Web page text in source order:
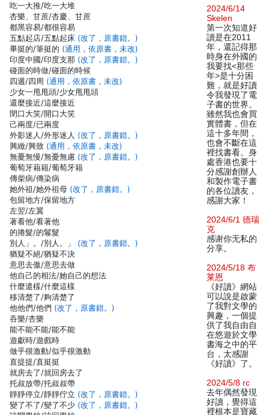
吃一大推/吃一大堆
杏樂、甘蔗/杏慶、甘蔗
都黑容易/都很容易
五點起店/五點起床 (改了，原書錯。)
畢挺的/筆挺的 (通用，依原書，未改)
印度中國/印度支那 (改了，原書錯。)
碰面的時做/碰面的時候
四週/四周 (通用，依原書，未改)
少女一甩甩頭/少女甩甩頭
還麼接近/這麼接近
閉口大笑/開口大笑
己兩度/已兩度
外影迷人/外形迷人 (改了，原書錯。)
興緻/興致 (通用，依原書，未改)
無憂無慢/無憂無慮 (改了，原書錯。)
葡萄牙藉籍/葡萄牙籍
傳柴病/傳染病
她外祖/她外祖母 (改了，原書錯。)
包留地方/保留地方
左翌/左翼
著看他/看著他
的捲髮/的鬈髮
別人」。/別人。」 (改了，原書錯。)
猶疑不絕/猶疑不決
意思去傲/意思去做
他自己的相法/她自己的想法
什麼遣樣/什麼這樣
移清楚了/夠清楚了
他他們/他們 (改了，原書錯。)
吞樂/杏樂
能不能不能/能不能
遊獻時/遊戲時
做乎很激動/似乎很激動
直提提/直挺挺
就房去了/就回房去了
托叔放帶/托叔叔帶
靜靜停立/靜靜佇立 (改了，原書錯。)
變了不了/變了不少 (改了，原書錯。)
2024/6/14
Skelen
第一次知道好
讀是在2011
年，還記得那
時身在外國的
我要找<那些
年>是十分困
難，就是好讀
令我發現了電
子書的世界。
雖然我也會買
實體書，但在
這十多年間，
也會不斷在這
裡找書看。身
處香港也要十
分感謝創辦人
和製作電子書
的各位讀友，
感謝大家！
2024/6/1 德瑞
克
感谢你无私的
分享。
2024/5/18 布
莱恩
《好讀》網站
可以說是啟蒙
了我對文學的
興趣，一個提
供了我自由自
在悠遊於文學
書海之中的平
台，太感謝
《好讀》了。
2024/5/8 rc
去年偶然發現
好讀，覺得這
裡根本是寶藏